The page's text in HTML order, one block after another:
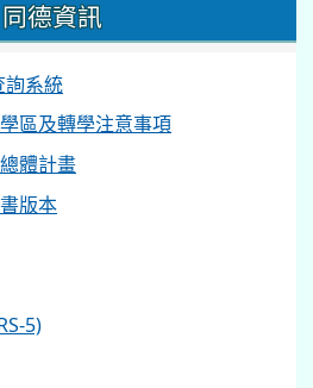
同德資訊
詢系統
區及轉學注意事項
體計畫
版本
5)